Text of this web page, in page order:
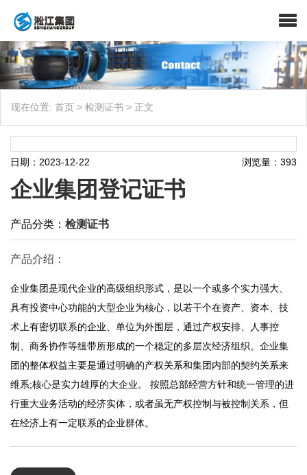
现在位置: 首页 > 检测证书 > 正文
日期：2023-12-22 浏览量：393
企业集团登记证书
产品分类： 检测证书
产品介绍：
企业集团是现代企业的高级组织形式，是以一个或多个实力强大、
具有投资中心功能的大型企业为核心，以若干个在资产、资本、技
术上有密切联系的企业、单位为外围层，通过产权安排、人事控
制、商务协作等纽带所形成的一个稳定的多层次经济组织。企业集
团的整体权益主要是通过明确的产权关系和集团内部的契约关系来
维系;核心是实力雄厚的大企业。 按照总部经营方针和统一管理的进
行重大业务活动的经济实体，或者虽无产权控制与被控制关系，但
在经济上有一定联系的企业群体。